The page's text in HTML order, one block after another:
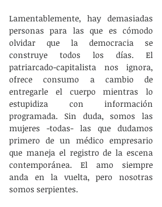
Lamentablemente, hay demasiadas
personas para las que es cómodo
olvidar que la democracia se
construye todos los días. El
patriarcado-capitalista nos ignora,
ofrece consumo a cambio de
entregarle el cuerpo mientras lo
estupidiza con información
programada. Sin duda, somos las
mujeres -todas- las que dudamos
primero de un médico empresario
que maneja el registro de la escena
contemporánea. El amo siempre
anda en la vuelta, pero nosotras
somos serpientes.